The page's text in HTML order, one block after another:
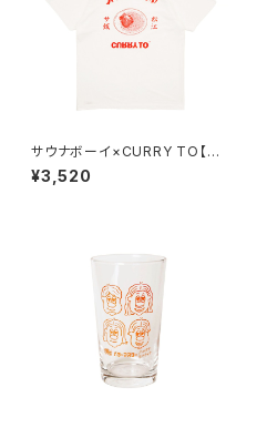
サウナボーイ×CURRY TO【サ
ウナ飯T 松江】WHITE
¥3,520